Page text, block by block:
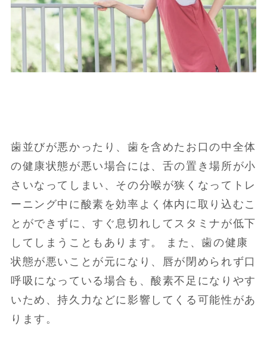
歯並びが悪かったり、歯を含めたお口の中全体
の健康状態が悪い場合には、舌の置き場所が小
さいなってしまい、その分喉が狭くなってトレ
ーニング中に酸素を効率よく体内に取り込むこ
とができずに、すぐ息切れしてスタミナが低下
してしまうこともあります。 また、歯の健康
状態が悪いことが元になり、唇が閉められず口
呼吸になっている場合も、酸素不足になりやす
いため、持久力などに影響してくる可能性があ
ります。